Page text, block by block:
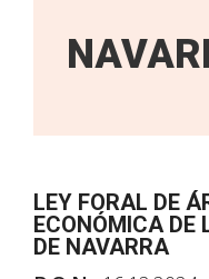
LEY FORAL DE
ECONÓMICA DE
DE NAVARRA